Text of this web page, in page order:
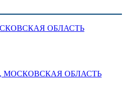
ОБЛАСТЬ
МОСКОВСКАЯ ОБЛАСТЬ